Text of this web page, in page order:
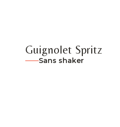
Guignolet Spritz
Sans shaker